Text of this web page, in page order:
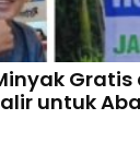
untuk